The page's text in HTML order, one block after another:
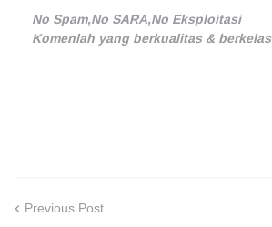
No Spam,No SARA,No Eksploitasi
Komenlah yang berkualitas & berkelas
Previous Post